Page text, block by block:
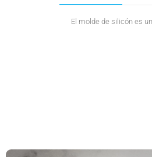
El molde de silicón es